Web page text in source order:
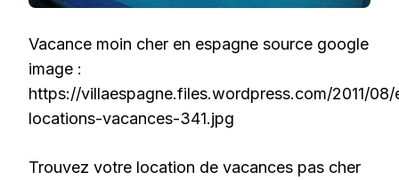
Vacance moin cher en espagne source google
image :
https://villaespagne.files.wordpress.com/2011/
locations-vacances-341.jpg
Trouvez votre location de vacances pas cher